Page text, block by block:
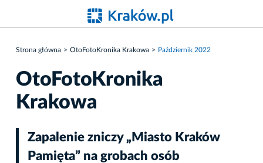
Strona główna OtoFotoKronika Krakowa Październik 2022
OtoFotoKronika
Krakowa
Zapalenie zniczy „Miasto Kraków
Pamięta” na grobach osób